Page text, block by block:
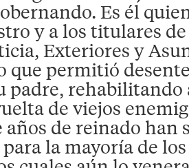
Es él
y a los titulares de
Exteriores y
que permitió
padre, rehabilitando
de viejos
años de reinado han
la mayoría de